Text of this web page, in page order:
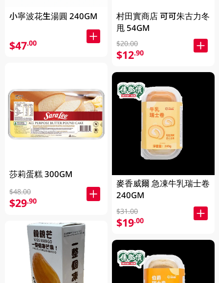
小寧波花生湯圓 240GM
$47.00
莎莉蛋糕 300GM
$48.00
$29.90
村田實商店 可可朱古力冬
甩 54GM
$20.00
$12.90
麥香威爾 急凍牛乳瑞士卷
240GM
$31.00
$19.00